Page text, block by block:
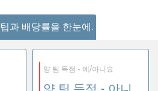
과 배당률을 한눈에.
양 팀 득점 - 예/아니요